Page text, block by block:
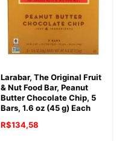
Larabar, The Original Fruit
& Nut Food Bar, Peanut
Butter Chocolate Chip, 5
Bars, 1.6 oz (45 g) Each
R$134,58